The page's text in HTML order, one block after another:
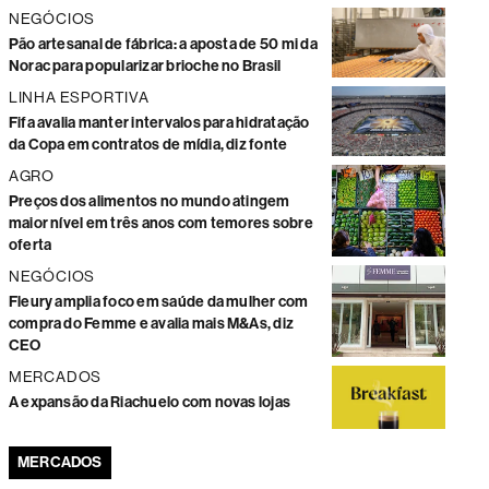
NEGÓCIOS
Pão artesanal de fábrica: a aposta de 50 mi da
Norac para popularizar brioche no Brasil
LINHA ESPORTIVA
Fifa avalia manter intervalos para hidratação
da Copa em contratos de mídia, diz fonte
AGRO
Preços dos alimentos no mundo atingem
maior nível em três anos com temores sobre
oferta
NEGÓCIOS
Fleury amplia foco em saúde da mulher com
compra do Femme e avalia mais M&As, diz
CEO
MERCADOS
A expansão da Riachuelo com novas lojas
MERCADOS